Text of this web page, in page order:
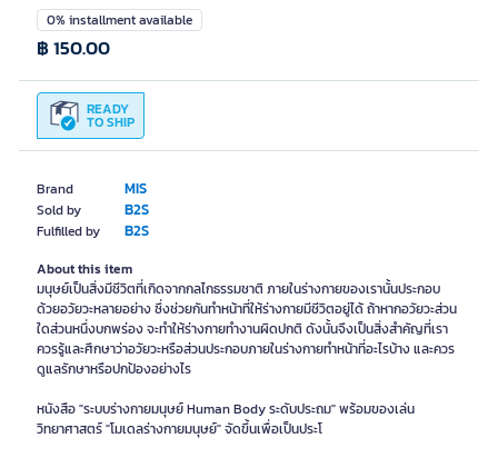
Brand MIS
Sold by B2S
Fulfilled by B2S
0% installment available
READY
TO SHIP
฿ 150.00
About this item
มนุษย์เป็นสิ่งมีชีวิตที่เกิดจากกลไกธรรมชาติ ภายในร่างกายของเรานั้นประกอบ
ด้วยอวัยวะหลายอย่าง ซึ่งช่วยกันทำหน้าที่ให้ร่างกายมีชีวิตอยู่ได้ ถ้าหากอวัยวะส่วน
ใดส่วนหนึ่งบกพร่อง จะทำให้ร่างกายทำงานผิดปกติ ดังนั้นจึงเป็นสิ่งสำคัญที่เรา
ควรรู้และศึกษาว่าอวัยวะหรือส่วนประกอบภายในร่างกายทำหน้าที่อะไรบ้าง และควร
ดูแลรักษาหรือปกป้องอย่างไร
หนังสือ "ระบบร่างกายมนุษย์ Human Body ระดับประถม" พร้อมของเล่น
วิทยาศาสตร์ "โมเดลร่างกายมนุษย์" จัดขึ้นเพื่อเป็นประโ